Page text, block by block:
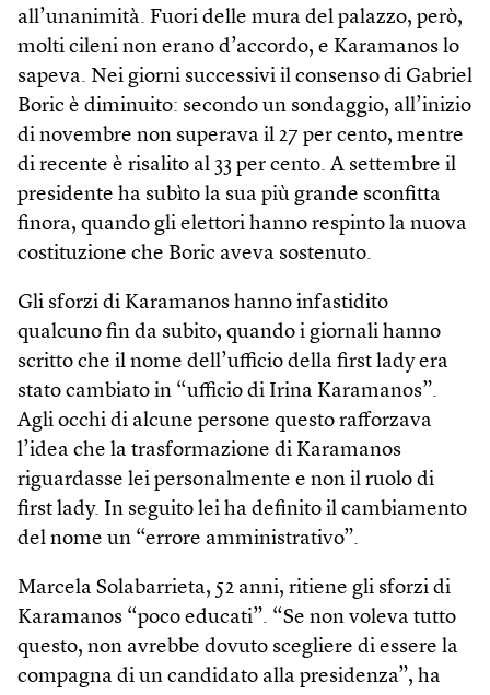
all’unanimità. Fuori delle mura del palazzo, però,
molti cileni non erano d’accordo, e Karamanos lo
sapeva. Nei giorni successivi il consenso di Gabriel
Boric è diminuito: secondo un sondaggio, all’inizio
di novembre non superava il 27 per cento, mentre
di recente è risalito al 33 per cento. A settembre il
presidente ha subìto la sua più grande sconfitta
finora, quando gli elettori hanno respinto la nuova
costituzione che Boric aveva sostenuto.
Gli sforzi di Karamanos hanno infastidito
qualcuno fin da subito, quando i giornali hanno
scritto che il nome dell’ufficio della first lady era
stato cambiato in “ufficio di Irina Karamanos”.
Agli occhi di alcune persone questo rafforzava
l’idea che la trasformazione di Karamanos
riguardasse lei personalmente e non il ruolo di
first lady. In seguito lei ha definito il cambiamento
del nome un “errore amministrativo”.
Marcela Solabarrieta, 52 anni, ritiene gli sforzi di
Karamanos “poco educati”. “Se non voleva tutto
questo, non avrebbe dovuto scegliere di essere la
compagna di un candidato alla presidenza”, ha